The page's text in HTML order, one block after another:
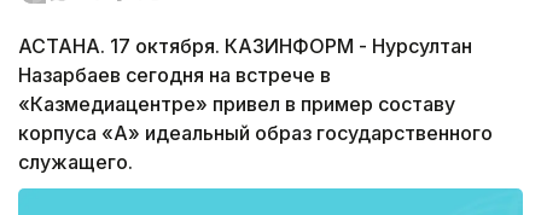
АСТАНА. 17 октября. КАЗИНФОРМ - Нурсултан
Назарбаев сегодня на встрече в
«Казмедиацентре» привел в пример составу
корпуса «А» идеальный образ государственного
служащего.